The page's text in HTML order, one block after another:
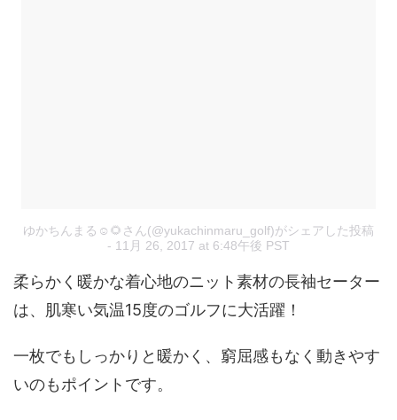
ゆかちんまる☺︎🌻さん(@yukachinmaru_golf)がシェアした投稿
- 11月 26, 2017 at 6:48午後 PST
柔らかく暖かな着心地のニット素材の長袖セーター
は、肌寒い気温15度のゴルフに大活躍！
一枚でもしっかりと暖かく、窮屈感もなく動きやす
いのもポイントです。